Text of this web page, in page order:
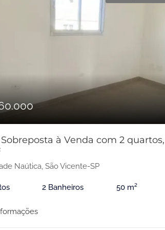
Sobreposta à Venda com 2 quartos,
Naútica, São Vicente-SP
2 Banheiros 50 m²